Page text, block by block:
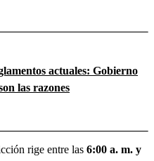
actuales: Gobierno
las razones
rige entre las 6:00 a. m. y